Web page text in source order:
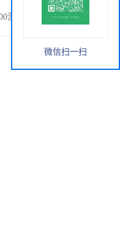
测氡仪用闪烁瓶法
微信扫一扫